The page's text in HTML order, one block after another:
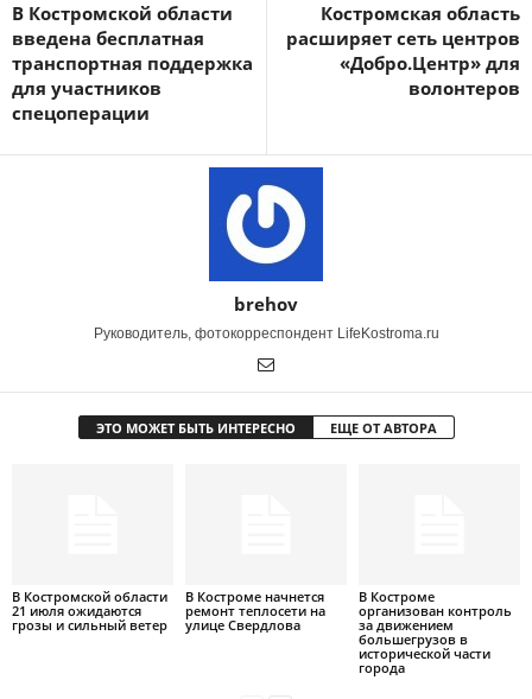
В Костромской области
введена бесплатная
транспортная поддержка
для участников
спецоперации
Костромская область
расширяет сеть центров
«Добро.Центр» для
волонтеров
brehov
Руководитель, фотокорреспондент LifeKostroma.ru
ЭТО МОЖЕТ БЫТЬ ИНТЕРЕСНО ЕЩЕ ОТ АВТОРА
В Костромской области
21 июля ожидаются
грозы и сильный ветер
В Костроме начнется
ремонт теплосети на
улице Свердлова
В Костроме
организован контроль
за движением
большегрузов в
исторической части
города